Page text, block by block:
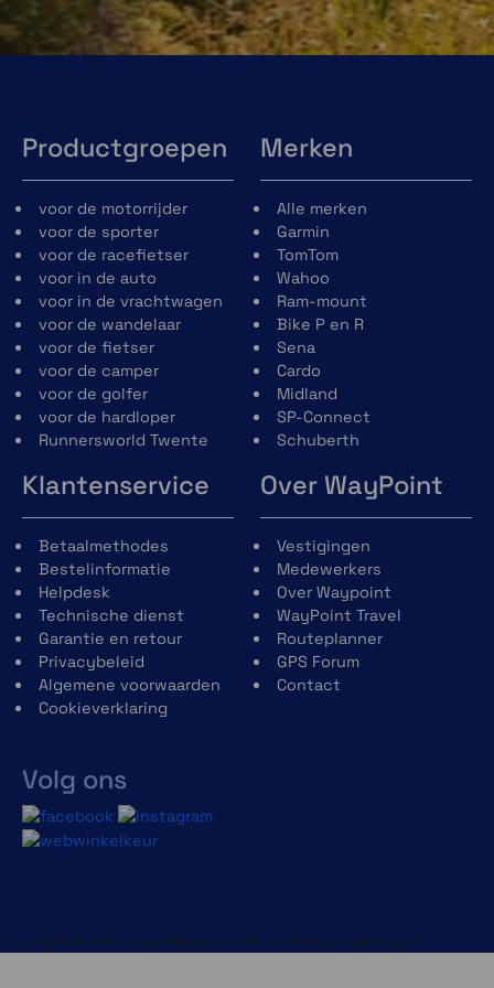
onderweg moet zijn.
Productgroepen
voor de motorrijder
voor de sporter
voor de racefietser
voor in de auto
voor in de vrachtwagen
voor de wandelaar
voor de fietser
voor de camper
voor de golfer
voor de hardloper
Runnersworld Twente
Merken
Alle merken
Garmin
TomTom
Wahoo
Ram-mount
Bike P en R
Sena
Cardo
Midland
SP-Connect
Schuberth
Klantenservice
Betaalmethodes
Bestelinformatie
Helpdesk
Technische dienst
Garantie en retour
Privacybeleid
Algemene voorwaarden
Cookieverklaring
Volg ons
Over WayPoint
Vestigingen
Medewerkers
Over Waypoint
WayPoint Travel
Routeplanner
GPS Forum
Contact
Copyright © 2013-heden Magento. Alle rechten voorbehouden.